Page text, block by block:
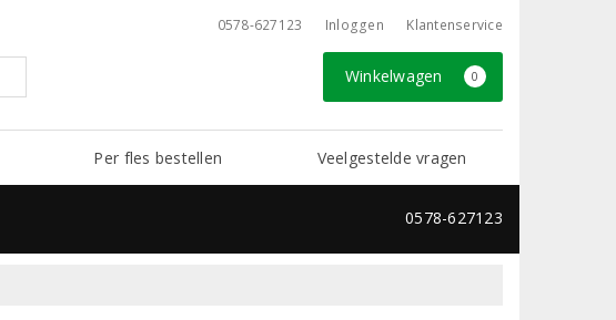
0578-627123 Inloggen Klantenservice
Winkelwagen 0
Per fles bestellen Veelgestelde vragen
0578-627123